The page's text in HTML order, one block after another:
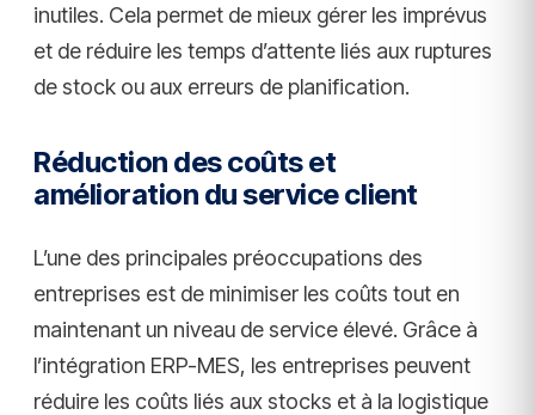
inutiles. Cela permet de mieux gérer les imprévus
et de réduire les temps d’attente liés aux ruptures
de stock ou aux erreurs de planification.
Réduction des coûts et
amélioration du service client
L’une des principales préoccupations des
entreprises est de minimiser les coûts tout en
maintenant un niveau de service élevé. Grâce à
l’intégration ERP-MES, les entreprises peuvent
réduire les coûts liés aux stocks et à la logistique